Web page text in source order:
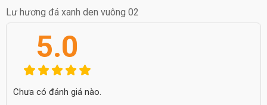
Lư hương đá xanh den vuông 02
5.0
Chưa có đánh giá nào.